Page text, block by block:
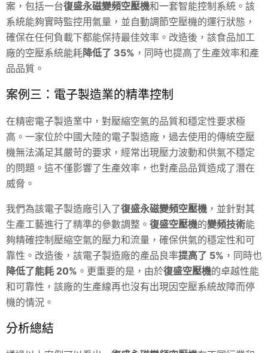
案，包括一台復盛永磁變頻空壓機和一套智能控制系統。該
系統能夠實時監控用氣量，並自動調節空壓機的運行狀態，
確保在任何負載下都能保持最佳效率。改造後，該食品加工
廠的空壓系統能耗降低了 35% ，同時也提高了生產效率和產
品品質。
案例三：電子製造業的精準控制
在精密電子製造業中，對壓縮空氣的品質和穩定性要求極
高。一家位於中國大陸的電子製造廠，過去使用的傳統空壓
機無法滿足其嚴苛的要求，經常出現壓力波動和供氣不穩定
的問題。這不僅影響了生產效率，也對產品品質造成了潛在
威脅。
我們為該電子製造廠引入了復盛永磁變頻空壓機 ，並針對其
生產工藝進行了精準的參數調整。 復盛空壓機的變頻技術能
夠精確控制壓縮空氣的壓力和流量，確保供氣的穩定性和可
靠性。改造後，該電子製造廠的產品良率提高了 5% ，同時也
降低了能耗 20% 。更重要的是，由於復盛空壓機的卓越性能
和可靠性，該廠的生產線再也沒有出現因空壓系統故障而停
機的情況。
分析總結